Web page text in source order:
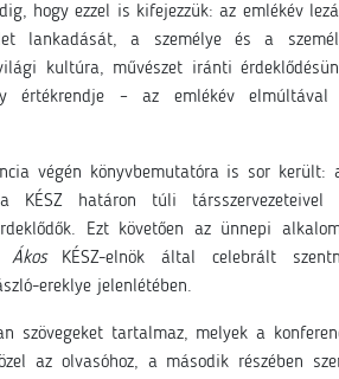
hogy ezzel is kifejezzük: az emlékév
lankadását, a személye és a
kultúra, művészet iránti
értékrendje – az emlékév
végén könyvbemutatóra is sor került:
a KÉSZ határon túli társszervezeteivel
Ezt követően az ünnepi
ÁkosKÉSZ-elnök által celebrált
ereklye jelenlétében.
szövegeket tartalmaz, melyek a
az olvasóhoz, a második részében